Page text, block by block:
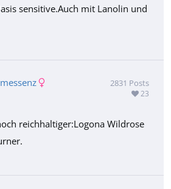
sensitive.Auch mit Lanolin und
2831 Posts
23
reichhaltiger:Logona Wildrose